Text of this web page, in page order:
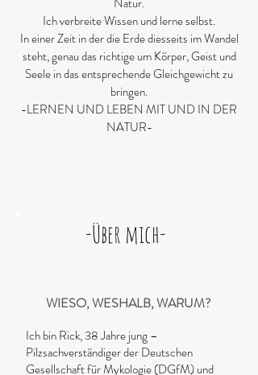
Ich verbreite Wissen und lerne selbst.
In einer Zeit in der die Erde diesseits im Wandel
steht, genau das richtige um Körper, Geist und
Seele in das entsprechende Gleichgewicht zu
bringen.
-LERNEN UND LEBEN MIT UND IN DER
NATUR-
-Über mich-
WIESO, WESHALB, WARUM?
Ich bin Rick, 38 Jahre jung –
Pilzsachverständiger der Deutschen
Gesellschaft für Mykologie (DGfM) und